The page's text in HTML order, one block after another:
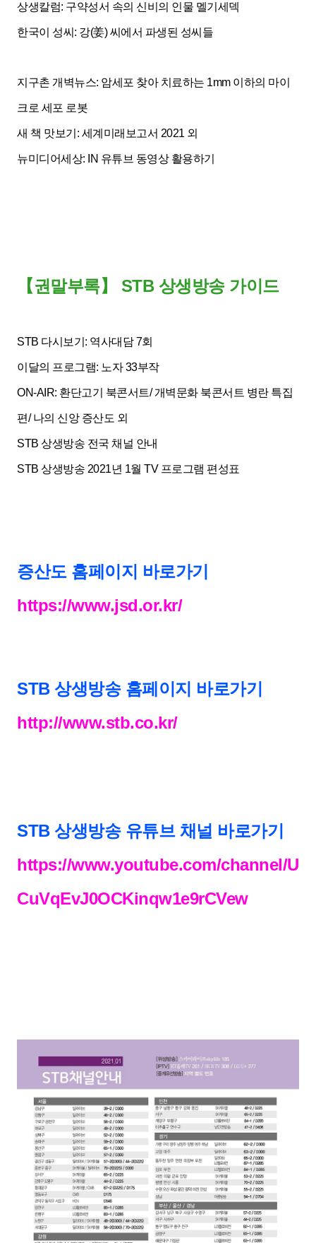
상생칼럼: 구약성서 속의 신비의 인물 멜기세덱
한국이 성씨: 강(姜) 씨에서 파생된 성씨들
지구촌 개벽뉴스: 암세포 찾아 치료하는 1mm 이하의 마이
크로 세포 로봇
새 책 맛보기: 세계미래보고서 2021 외
뉴미디어세상: IN 유튜브 동영상 활용하기
【권말부록】 STB 상생방송 가이드
STB 다시보기: 역사대담 7회
이달의 프로그램: 노자 33부작
ON-AIR: 환단고기 북콘서트/ 개벽문화 북콘서트 병란 특집
편/ 나의 신앙 증산도 외
STB 상생방송 전국 채널 안내
STB 상생방송 2021년 1월 TV 프로그램 편성표
증산도 홈페이지 바로가기
https://www.jsd.or.kr/
STB 상생방송 홈페이지 바로가기
http://www.stb.co.kr/
STB 상생방송 유튜브 채널 바로가기
https://www.youtube.com/channel/U
CuVqEvJ0OCKinqw1e9rCVew